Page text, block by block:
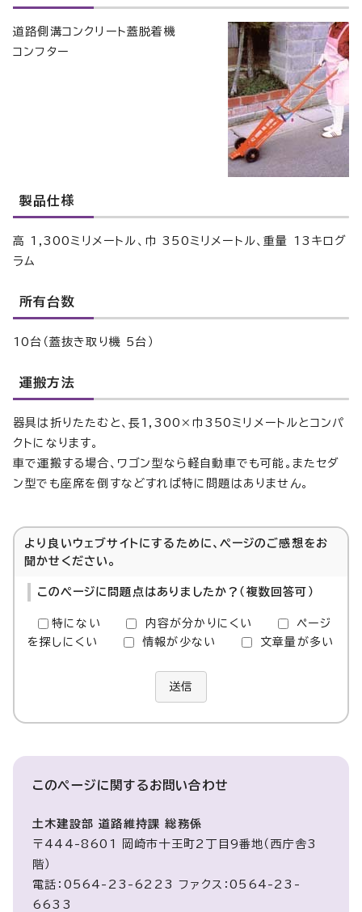
道路側溝コンクリート蓋脱着機
コンフター
製品仕様
高 1,300ミリメートル、巾 350ミリメートル、重量 13キログ
ラム
所有台数
10台（蓋抜き取り機 5台）
運搬方法
器具は折りたたむと、長1,300×巾350ミリメートルとコンパ
クトになります。
車で運搬する場合、ワゴン型なら軽自動車でも可能。またセダ
ン型でも座席を倒すなどすれば特に問題はありません。
より良いウェブサイトにするために、ページのご感想をお
聞かせください。
このページに問題点はありましたか？（複数回答可）
特にない 内容が分かりにくい
ページ
を探しにくい
情報が少ない 文章量が多い
送信
このページに関するお問い合わせ
土木建設部 道路維持課 総務係
〒444-8601 岡崎市十王町2丁目9番地（西庁舎3
階）
電話：0564-23-6223 ファクス：0564-23-
6633